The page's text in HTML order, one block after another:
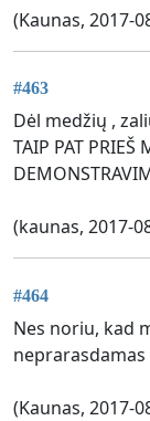
(Kaunas, 2017-
#463
Dėl medžių ,
TAIP PAT PRIEŠ
(kaunas, 2017-
#464
Nes noriu, kad
(Kaunas, 2017-